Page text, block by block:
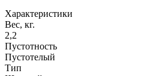
Характеристики
Вес, кг.
2,2
Пустотность
Пустотелый
Тип